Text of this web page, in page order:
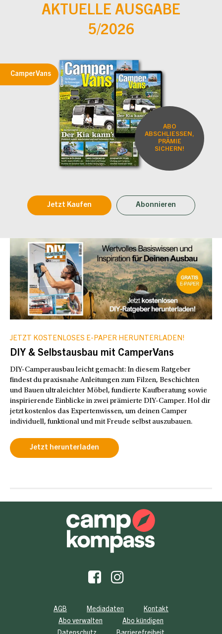
AKTUELLE AUSGABE
5/2026
CamperVans
ABO
ABSCHLIESSEN,
PRÄMIE
SICHERN!
Jetzt Kaufen Abonnieren
JETZT KOSTENLOSES E-PAPER HERUNTERLADEN!
DIY & Selbstausbau mit CamperVans
DIY-Camperausbau leicht gemacht: In diesem Ratgeber
findest du praxisnahe Anleitungen zum Filzen, Beschichten
und Bauen ultraleichter Möbel, fundierte Kaufberatung sowie
inspirierende Einblicke in zwei prämierte DIY-Camper. Hol dir
jetzt kostenlos das Expertenwissen, um deinen Camper
individuell, funktional und mit Freude selbst auszubauen.
Jetzt herunterladen
AGB Mediadaten
Kontakt
Abo verwalten
Abo kündigen